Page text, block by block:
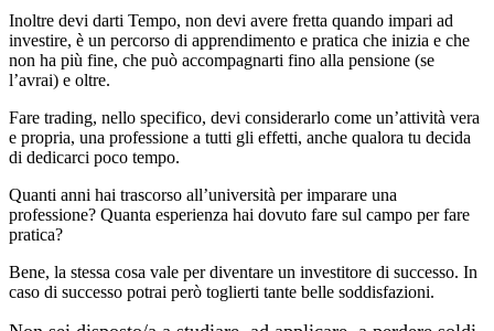
Inoltre devi darti Tempo, non devi avere fretta quando impari ad
investire, è un percorso di apprendimento e pratica che inizia e che
non ha più fine, che può accompagnarti fino alla pensione (se
l’avrai) e oltre.
Fare trading, nello specifico, devi considerarlo come un’attività vera
e propria, una professione a tutti gli effetti, anche qualora tu decida
di dedicarci poco tempo.
Quanti anni hai trascorso all’università per imparare una
professione? Quanta esperienza hai dovuto fare sul campo per fare
pratica?
Bene, la stessa cosa vale per diventare un investitore di successo. In
caso di successo potrai però toglierti tante belle soddisfazioni.